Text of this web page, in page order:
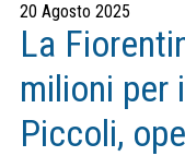
20 Agosto 2025
La
milioni per
Piccoli,